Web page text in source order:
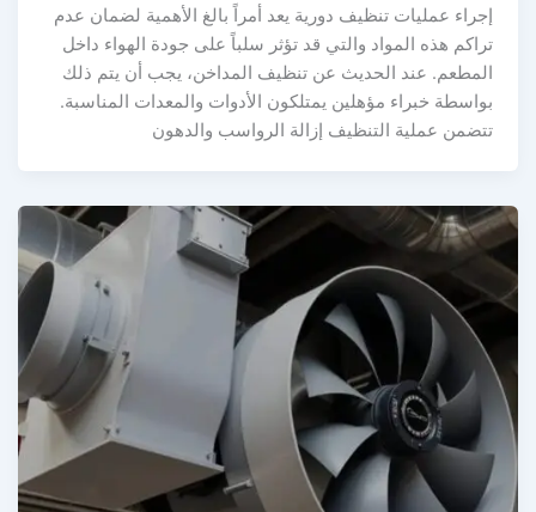
عمليات تنظيف دورية يعد أمراً بالغ الأهمية لضمان عدم
هذه المواد والتي قد تؤثر سلباً على جودة الهواء داخل
عند الحديث عن تنظيف المداخن، يجب أن يتم ذلك
خبراء مؤهلين يمتلكون الأدوات والمعدات المناسبة.
عملية التنظيف إزالة الرواسب والدهون